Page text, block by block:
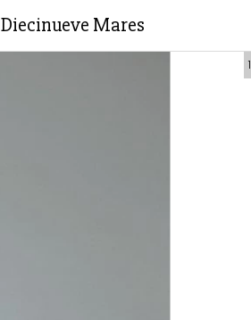
Diecinueve Mares
1